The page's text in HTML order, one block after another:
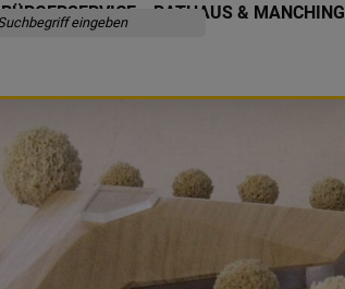
BÜRGERSERVICE RATHAUS & MANCHING